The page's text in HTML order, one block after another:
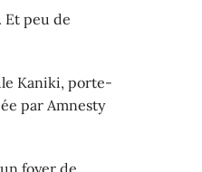
Et peu de
Kaniki, porte-
par Amnesty
foyer de